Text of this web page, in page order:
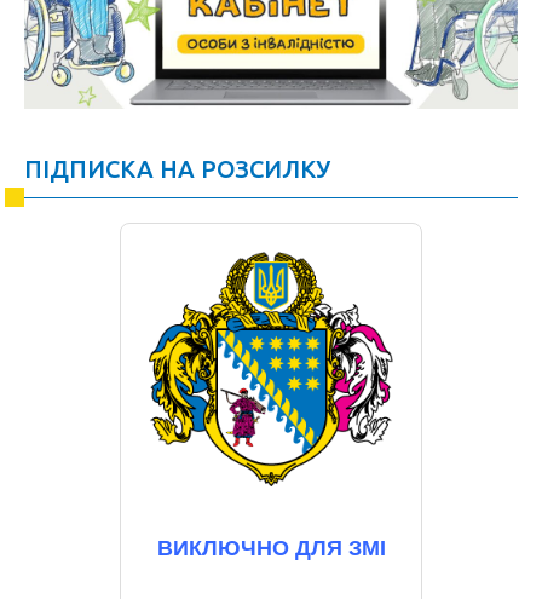
ПІДПИСКА НА РОЗСИЛКУ
ВИКЛЮЧНО ДЛЯ ЗМІ